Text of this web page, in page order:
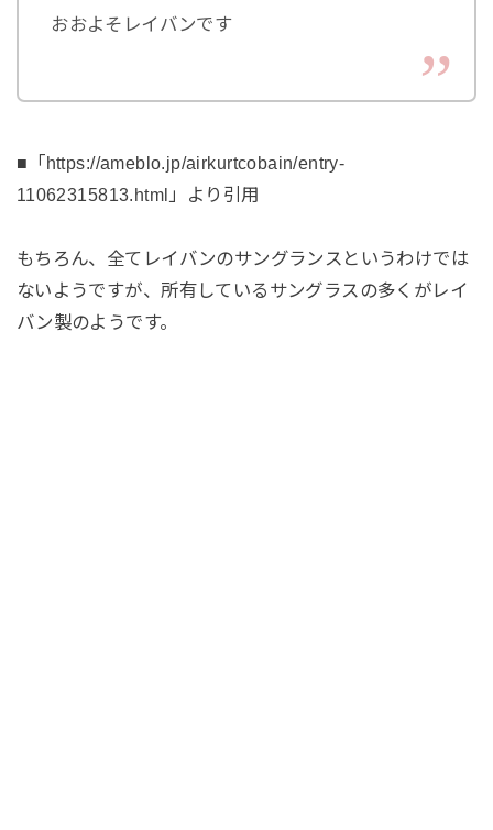
おおよそレイバンです
■「https://ameblo.jp/airkurtcobain/entry-
11062315813.html」より引用
もちろん、全てレイバンのサングランスというわけでは
ないようですが、所有しているサングラスの多くがレイ
バン製のようです。